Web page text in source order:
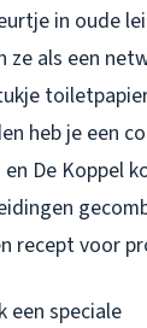
in oude
ze als een
heb je een
De Koppel
recept voor
een speciale